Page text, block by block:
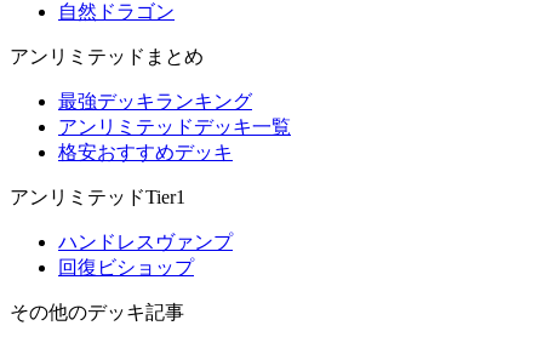
自然ドラゴン
アンリミテッドまとめ
最強デッキランキング
アンリミテッドデッキ一覧
格安おすすめデッキ
アンリミテッドTier1
ハンドレスヴァンプ
回復ビショップ
その他のデッキ記事